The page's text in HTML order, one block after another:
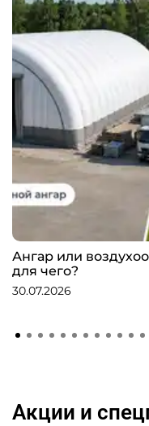
Ангар или
для чего?
30.07.2026
Акции и